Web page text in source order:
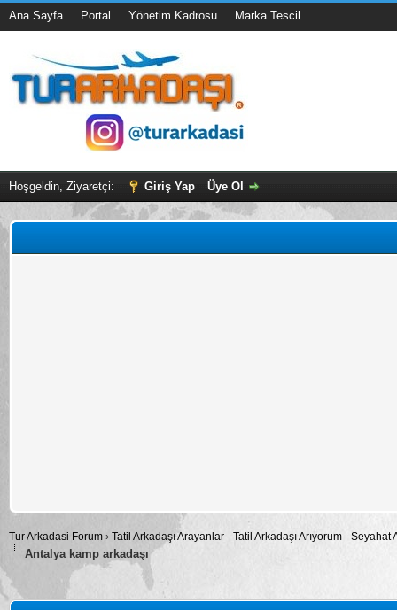
Ana Sayfa Portal Yönetim Kadrosu Marka Tescil
Hoşgeldin, Ziyaretçi: Giriş Yap Üye Ol
Tur Arkadasi Forum › Tatil Arkadaşı Arayanlar - Tatil Arkadaşı Arıyorum -
Antalya kamp arkadaşı
0